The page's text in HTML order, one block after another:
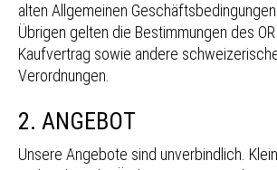
alten Allgemeinen
Übrigen gelten die Bestimmungen des
Kaufvertrag sowie andere
Verordnungen.
2. ANGEBOT
Unsere Angebote sind unverbindlich.